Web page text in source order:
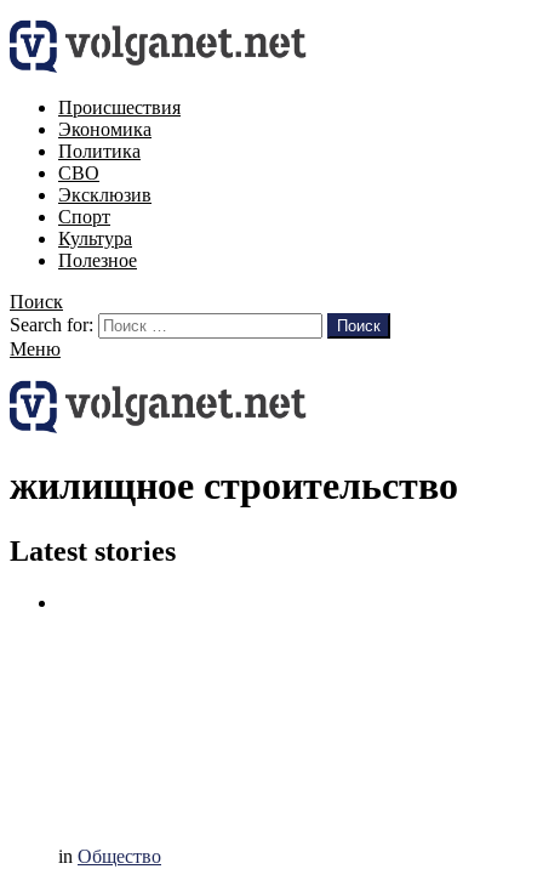
Происшествия
Экономика
Политика
СВО
Эксклюзив
Спорт
Культура
Полезное
Поиск
Search for:
Поиск
Меню
жилищное строительство
Latest stories
in Общество